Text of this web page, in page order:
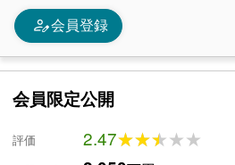
person_edit会員登録
会員限定公開
評価 2.47★★★★★
★★★★★